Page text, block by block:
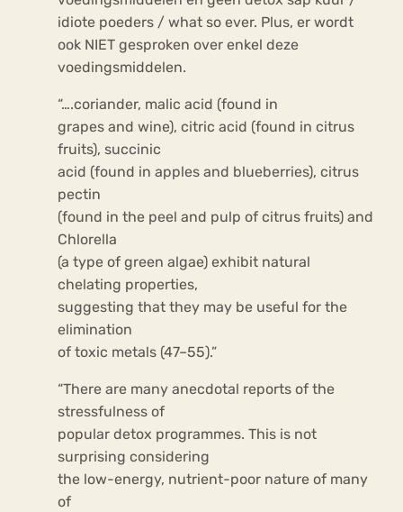
idiote poeders / what so ever. Plus, er wordt
ook NIET gesproken over enkel deze
voedingsmiddelen.
“….coriander, malic acid (found in
grapes and wine), citric acid (found in citrus
fruits), succinic
acid (found in apples and blueberries), citrus
pectin
(found in the peel and pulp of citrus fruits) and
Chlorella
(a type of green algae) exhibit natural
chelating properties,
suggesting that they may be useful for the
elimination
of toxic metals (47–55).”
“There are many anecdotal reports of the
stressfulness of
popular detox programmes. This is not
surprising considering
the low-energy, nutrient-poor nature of many
of